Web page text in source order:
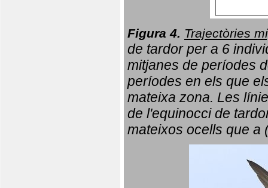
Figura 4. Trajectòries
de tardor per a 6
mitjanes de períodes
períodes en els que
mateixa zona. Les
de l'equinocci de
mateixos ocells que a